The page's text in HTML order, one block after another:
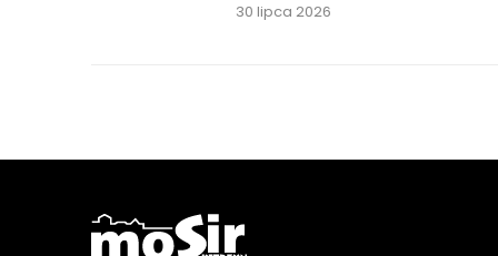
30 lipca 2026